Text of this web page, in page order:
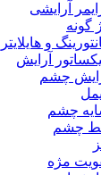
آرایشی
گونه
و هایلایتر
آرایش
چشم
چشم
چشم
مژه